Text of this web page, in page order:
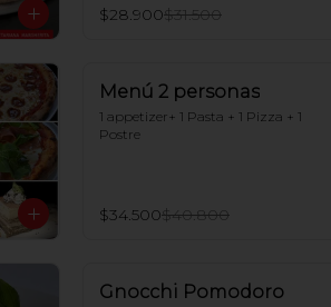
mozzarella
horno a 180ºC y Poner en horno
por 30 minutos.
$28.900$31.500
Menú 2 personas
1 appetizer+ 1 Pasta + 1 Pizza + 1
Postre
$34.500$40.800
Gnocchi Pomodoro